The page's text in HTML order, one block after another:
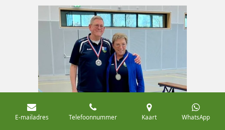
E-mailadres Telefoonnummer Kaart WhatsApp